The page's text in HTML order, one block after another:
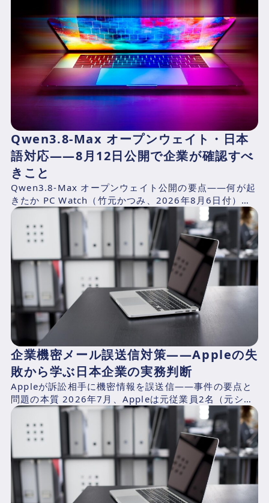
Qwen3.8-Max オープンウェイト・日本
語対応——8月12日公開で企業が確認すべ
きこと
Qwen3.8-Max オープンウェイト公開の要点——何が起
きたか PC Watch（竹元かつみ、2026年8月6日付）の
報道によれば、AlibabaのQwen...
企業機密メール誤送信対策——Appleの失
敗から学ぶ日本企業の実務判断
Appleが訴訟相手に機密情報を誤送信——事件の要点と
問題の本質 2026年7月、Appleは元従業員2名（元シニ
アシステムズエンジニアのChang Liuおよ...